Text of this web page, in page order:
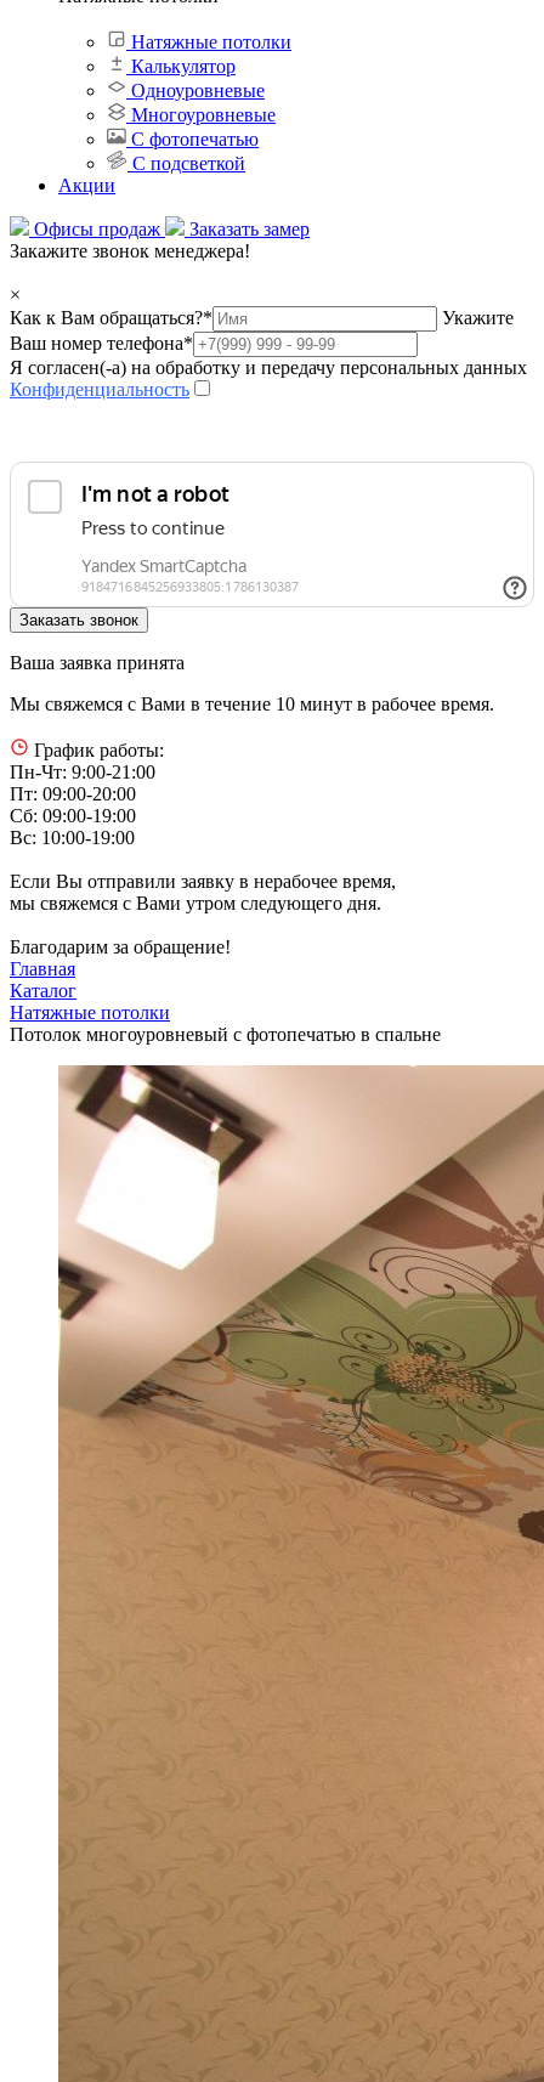
Натяжные потолки
Калькулятор
Одноуровневые
Многоуровневые
С фотопечатью
С подсветкой
Акции
Офисы продаж
Заказать замер
Закажите звонок менеджера!
×
Как к Вам обращаться?*
Укажите
Ваш номер телефона*
Я согласен(-а) на обработку и передачу персональных данных
Конфиденциальность
Ваша заявка принята
Мы свяжемся с Вами в течение 10 минут в рабочее время.
График работы:
Пн-Чт: 9:00-21:00
Пт: 09:00-20:00
Сб: 09:00-19:00
Вс: 10:00-19:00
Если Вы отправили заявку в нерабочее время,
мы свяжемся с Вами утром следующего дня.
Благодарим за обращение!
Главная
Каталог
Натяжные потолки
Потолок многоуровневый с фотопечатью в спальне